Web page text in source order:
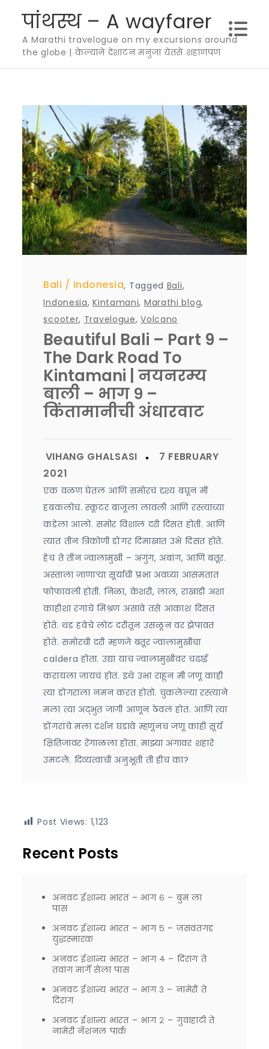
content
पांथस्थ – A wayfarer
A Marathi travelogue on my excursions around
the globe | केल्याने देशाटन मनुजा येतसे शहाणपण
Bali ,
Indonesia Tagged Bali,
Indonesia,Kintamani, Marathi blog,
scooter, Travelogue,Volcano
Beautiful Bali – Part 9 –
The Dark Road To
Kintamani | नयनरम्य
बाली – भाग ९ –
किंतामानीची अंधारवाट
एक वळण घेतलं आणि समोरचं दृश्य बघून मी
हबकलोच. स्कूटर बाजूला लावली आणि रस्त्याच्या
कडेला आलो. समोर विशाल दरी दिसत होती. आणि
त्यात तीन त्रिकोणी डोंगर दिमाखात उभे दिसत होते.
हेच ते तीन ज्वालामुखी – अगुंग, अबांग, आणि बतूर.
अस्ताला जाणार्‍या सूर्याची प्रभा अवघ्या आसमंतात
फोफावली होती. निळा, केशरी, लाल, राखाडी अशा
काहीशा रंगांचे मिश्रण असावे तसे आकाश दिसत
होते. थंड हवेचे लोट दरीतून उसळून वर झेपावत
होते. समोरची दरी म्हणजे बतूर ज्वालामुखीचा
caldera होता. उद्या याच ज्वालामुखीवर चढाई
करायला जायचं होतं. इथे उभा राहून मी जणू काही
त्या डोंगराला नमन करत होतो. चुकलेल्या रस्त्याने
मला त्या अद्भुत जागी आणून ठेवलं होतं. आणि त्या
डोंगरांचे मला दर्शन घडावे म्हणूनच जणू काही सूर्य
क्षितिजावर रेंगाळला होता. माझ्या अंगावर शहारे
उमटले. दिव्यत्वाची अनुभूती ती हीच का?
Post Views: 1,123
Recent Posts
अनवट ईशान्य भारत – भाग ६ – बुम ला
पास
अनवट ईशान्य भारत – भाग ५ – जसवंतगड
युद्धस्मारक
अनवट ईशान्य भारत – भाग ४ – दिरांग ते
तवांग मार्गे सेला पास
अनवट ईशान्य भारत – भाग ३ – नामेरी ते
दिरांग
अनवट ईशान्य भारत – भाग २ – गुवाहाटी ते
नामेरी नॅशनल पार्क